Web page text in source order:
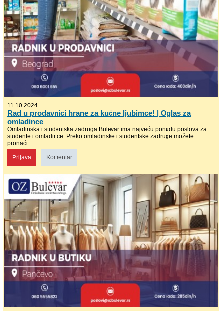
11.10.2024
Rad u prodavnici hrane za kućne ljubimce! | Oglas za
omladince
Omladinska i studentska zadruga Bulevar ima najveću ponudu poslova za
studente i omladince. Preko omladinske i studentske zadruge možete
pronaći ...
Prijava Komentar